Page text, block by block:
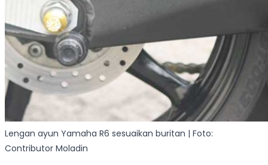
Lengan ayun Yamaha R6 sesuaikan buritan | Foto:
Contributor Moladin